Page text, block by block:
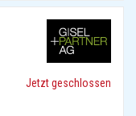
Jetzt geschlossen